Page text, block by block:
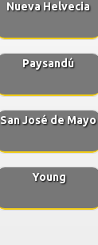
Nueva Helvecia
Paysandú
San José de Mayo
Young